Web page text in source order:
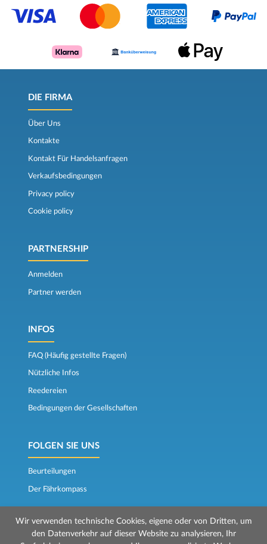
DIE FIRMA
Über Uns
Kontakte
Kontakt Für Handelsanfragen
Verkaufsbedingungen
Privacy policy
Cookie policy
PARTNERSHIP
Anmelden
Partner werden
INFOS
FAQ (Häufig gestellte Fragen)
Nützliche Infos
Reedereien
Bedingungen der Gesellschaften
FOLGEN SIE UNS
Beurteilungen
Der Fährkompass
Wir verwenden technische Cookies, eigene oder von Dritten, um
den Datenverkehr auf dieser Website zu analysieren, Ihr